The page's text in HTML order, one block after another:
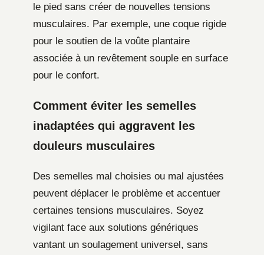
le pied sans créer de nouvelles tensions
musculaires. Par exemple, une coque rigide
pour le soutien de la voûte plantaire
associée à un revêtement souple en surface
pour le confort.
Comment éviter les semelles
inadaptées qui aggravent les
douleurs musculaires
Des semelles mal choisies ou mal ajustées
peuvent déplacer le problème et accentuer
certaines tensions musculaires. Soyez
vigilant face aux solutions génériques
vantant un soulagement universel, sans